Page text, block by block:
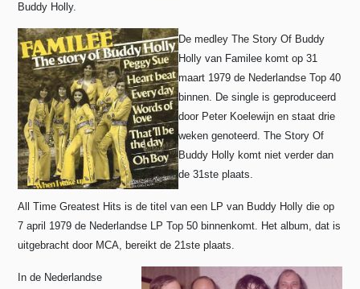
Buddy Holly.
De medley The Story Of Buddy
Holly van Familee komt op 31
maart 1979 de Nederlandse Top 40
binnen. De single is geproduceerd
door Peter Koelewijn en staat drie
weken genoteerd. The Story Of
Buddy Holly komt niet verder dan
de 31ste plaats.
All Time Greatest Hits is de titel van een LP van Buddy Holly die op
7 april 1979 de Nederlandse LP Top 50 binnenkomt. Het album, dat is
uitgebracht door MCA, bereikt de 21ste plaats.
In de Nederlandse